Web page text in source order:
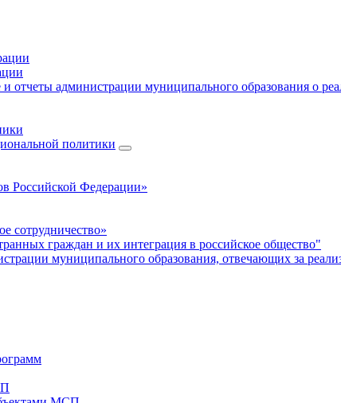
администрации муниципального образования о
политики
Российской Федерации»
сотрудничество»
граждан и их интеграция в российское общество"
муниципального образования, отвечающих за